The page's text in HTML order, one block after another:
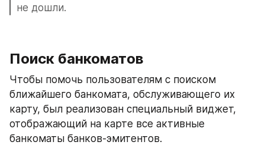
не дошли.
Поиск банкоматов
Чтобы помочь пользователям с поиском
ближайшего банкомата, обслуживающего их
карту, был реализован специальный виджет,
отображающий на карте все активные
банкоматы банков-эмитентов.